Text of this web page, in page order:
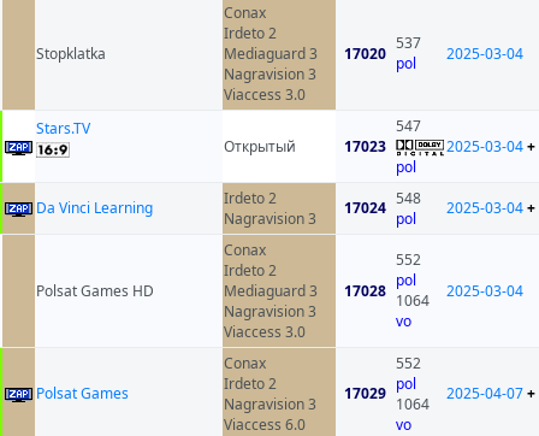
Stopklatka
Conax
Irdeto 2
Mediaguard 3
Nagravision 3
Viaccess 3.0
17020
537
pol
2025-03-04
Stars.TV
Открытый
17023
547
pol
2025-03-04+
Da Vinci Learning
Irdeto 2
Nagravision 3
17024 548
pol
2025-03-04+
Polsat Games HD
Conax
Irdeto 2
Mediaguard 3
Nagravision 3
Viaccess 3.0
17028
552
pol
1064
vo
2025-03-04
Polsat Games
Conax
Irdeto 2
Nagravision 3
Viaccess 6.0
17029
552
pol
1064
vo
2025-04-07+